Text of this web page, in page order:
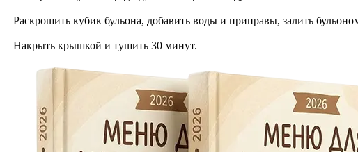
Раскрошить кубик бульона, добавить воды и приправы, залить
Накрыть крышкой и тушить 30 минут.